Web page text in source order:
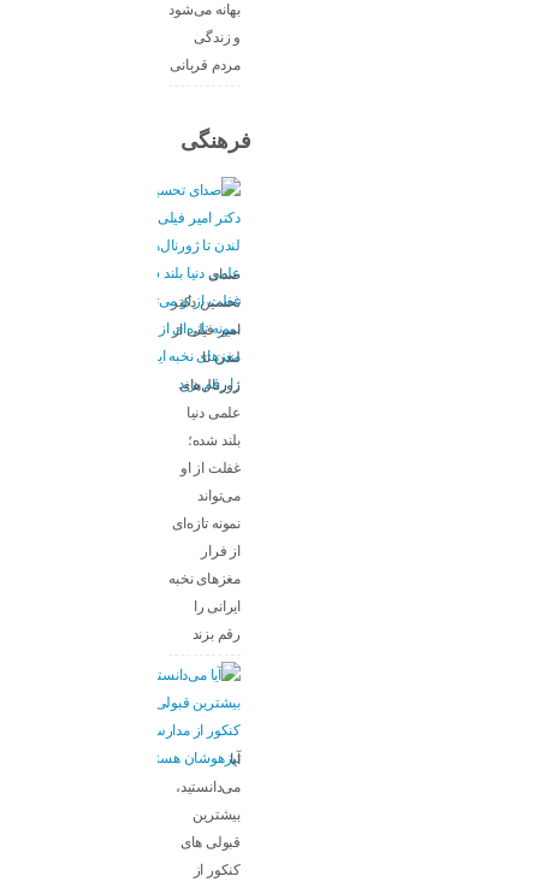
بهانه می‌شود
و زندگی
مردم قربانی
فرهنگی
صدای
تحسین دکتر
امیر فیلی از
لندن تا
ژورنال‌های
علمی دنیا
بلند شده؛
غفلت از او
می‌تواند
نمونه تازه‌ای
از فرار
مغزهای نخبه
ایرانی را
رقم بزند
آیا
می‌دانستید،
بیشترین
قبولی های
کنکور از